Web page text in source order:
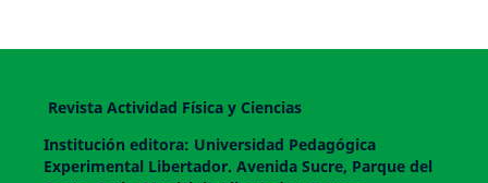
Revista Actividad Física y Ciencias
Institución editora: Universidad Pedagógica
Experimental Libertador. Avenida Sucre, Parque del